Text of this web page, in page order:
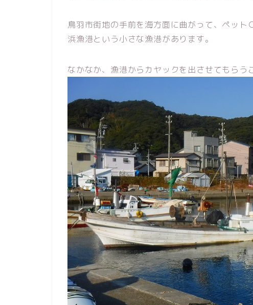
鳥羽市街地の手前を海方面に曲がって、ペッ
浜漁港という小さな漁港があります。
なかなか、漁港からカヤックを出させてもらう